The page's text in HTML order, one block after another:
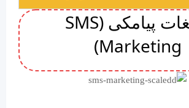
تبلیغات پیامکی (SMS
Marketing)